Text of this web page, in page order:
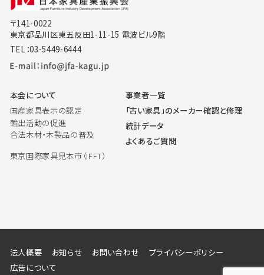
〒141-0022
東京都品川区東五反田1-11-15 電波ビル9階
TEL：03-5449-6444
本会について
国産家具表示の認定
輸出活動の促進
合法木材・木製品の普及
東京国際家具見本市（IFFT）
事業者一覧
「古い家具」のメーカー確認と修理
統計データ
よくあるご質問
法人概要 お知らせ お問い合わせ
プライバシーポリシー
広告について